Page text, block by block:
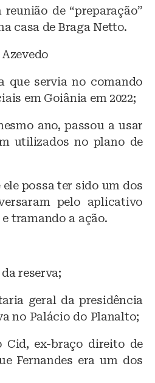
de “preparação”
casa de Braga Netto.
que servia no comando
em Goiânia em 2022;
ano, passou a usar
utilizados no plano de
ele possa ter sido um dos
pelo aplicativo
tramando a ação.
reserva;
geral da presidência
no Palácio do Planalto;
Cid, ex-braço direito de
Fernandes era um dos